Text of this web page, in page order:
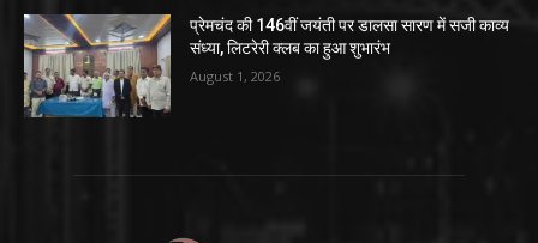
प्रेमचंद की 146वीं जयंती पर डालसा सारण में सजी काव्य
संध्या, लिटरेरी क्लब का हुआ शुभारंभ
August 1, 2026